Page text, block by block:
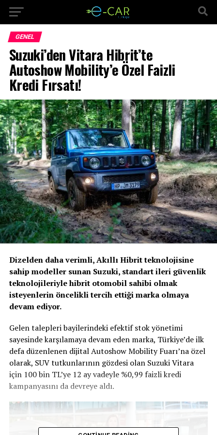
GENEL
Suzuki’den Vitara Hibrit’te
Autoshow Mobility’e Özel Faizli
Kredi Fırsatı!
Dizelden daha verimli, Akıllı Hibrit teknolojisine
sahip modeller sunan Suzuki, standart ileri güvenlik
teknolojileriyle hibrit otomobil sahibi olmak
isteyenlerin öncelikli tercih ettiği marka olmaya
devam ediyor.
Gelen talepleri bayilerindeki efektif stok yönetimi
sayesinde karşılamaya devam eden marka, Türkiye’de ilk
defa düzenlenen dijital Autoshow Mobility Fuarı’na özel
olarak, SUV tutkunlarının gözdesi olan Suzuki Vitara
için 100 bin TL’ye 12 ay vadeyle %0,99 faizli kredi
kampanyasını da devreye aldı.